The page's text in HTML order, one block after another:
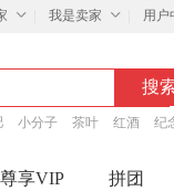
我是卖家 用户
小分子 茶叶 红酒 纪
尊享VIP 拼团